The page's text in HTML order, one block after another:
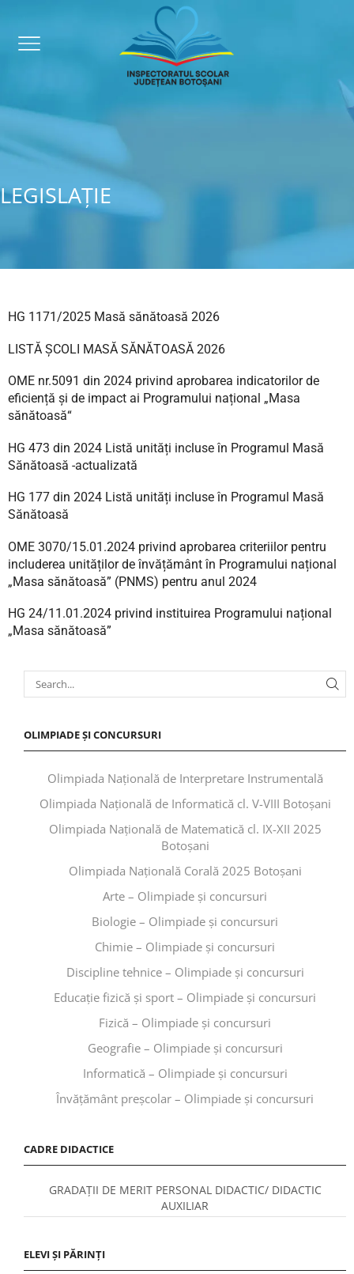
LEGISLAȚIE
HG 1171/2025 Masă sănătoasă 2026
LISTĂ ȘCOLI MASĂ SĂNĂTOASĂ 2026
OME nr.5091 din 2024 privind aprobarea indicatorilor de
eficiență și de impact ai Programului național „Masa
sănătoasă“
HG 473 din 2024 Listă unități incluse în Programul Masă
Sănătoasă -actualizată
HG 177 din 2024 Listă unități incluse în Programul Masă
Sănătoasă
OME 3070/15.01.2024 privind aprobarea criteriilor pentru
includerea unităților de învățământ în Programului național
„Masa sănătoasă” (PNMS) pentru anul 2024
HG 24/11.01.2024 privind instituirea Programului național
„Masa sănătoasă”
OLIMPIADE ȘI CONCURSURI
Olimpiada Națională de Interpretare Instrumentală
Olimpiada Națională de Informatică cl. V-VIII Botoșani
Olimpiada Națională de Matematică cl. IX-XII 2025
Botoșani
Olimpiada Națională Corală 2025 Botoșani
Arte – Olimpiade și concursuri
Biologie – Olimpiade și concursuri
Chimie – Olimpiade și concursuri
Discipline tehnice – Olimpiade și concursuri
Educaţie fizică şi sport – Olimpiade și concursuri
Fizică – Olimpiade și concursuri
Geografie – Olimpiade și concursuri
Informatică – Olimpiade și concursuri
Învăţământ preşcolar – Olimpiade și concursuri
CADRE DIDACTICE
GRADAȚII DE MERIT PERSONAL DIDACTIC/ DIDACTIC
AUXILIAR
ELEVI ȘI PĂRINȚI